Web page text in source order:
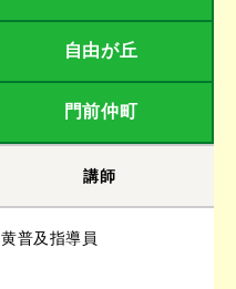
自由が丘
門前仲町
講師
黄普及指導員